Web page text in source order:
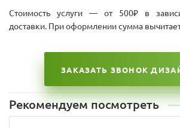
Стоимость услуги — от 500₽ в
доставки. При оформлении сумма
ЗАКАЗАТЬ ЗВОНОК
Рекомендуем посмотреть